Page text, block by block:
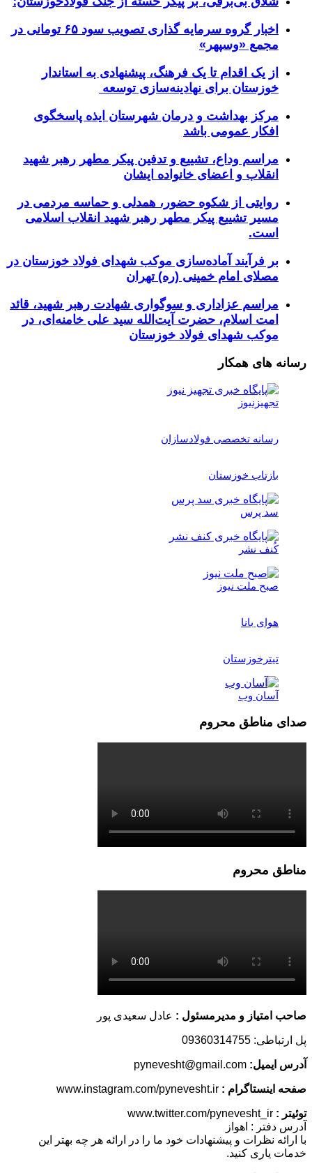
اخبار گروه سرمایه گذاری تصویب سود ۶۵ تومانی در
مجمع «وسپهر»
از یک اقدام تا یک فرهنگ، پیشنهادی به استاندار
خوزستان برای نهادینه‌سازی توسعه
مرکز بهداشت و درمان شهرستان ایذه پاسخگوی
افکار عمومی باشد
مراسم وداع، تشییع و تدفین پیکر مطهر رهبر شهید
انقلاب و اعضای خانواده ایشان
روایتی از شکوه حضور، همدلی و حماسه مردمی در
مسیر تشییع پیکر مطهر رهبر شهید انقلاب اسلامی
است.
بر فرآیند آماده‌سازی موکب شهدای فولاد خوزستان در
مصلای امام خمینی (ره) تهران
مراسم عزاداری و سوگواری شهادت رهبر شهید، قائد
امت اسلام، حضرت آیت‌الله سید علی خامنه‌ای، در
موکب شهدای فولاد خوزستان
رسانه های همکار
تجهیزنیوز
رسانه تخصصی فولادسازان
بازتاب خوزستان
سد پرس
کُنف نشر
صبح ملت نیوز
هوای بانا
تیترخوزستان
آسان وب
صدای مناطق محروم
مناطق محروم
صاحب امتیاز و مدیرمسئول : عادل سعیدی پور
پل ارتباطی: 09360314755
آدرس ایمیل:
صفحه اینستاگرام :
توئیتر :
آدرس دفتر : اهواز
با ارائه نظرات و پیشنهادات خود ما را در ارائه هر چه بهتر این
خدمات یاری کنید.